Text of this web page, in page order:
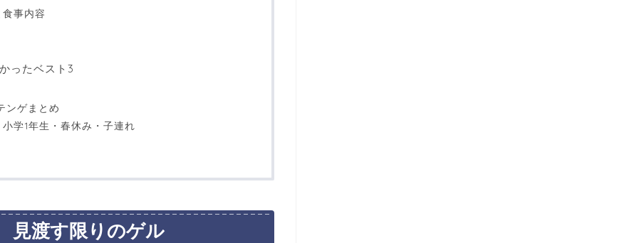
食事内容
ったベスト3
ンゲまとめ
学1年生・春休み・子連れ
見渡す限りのゲル